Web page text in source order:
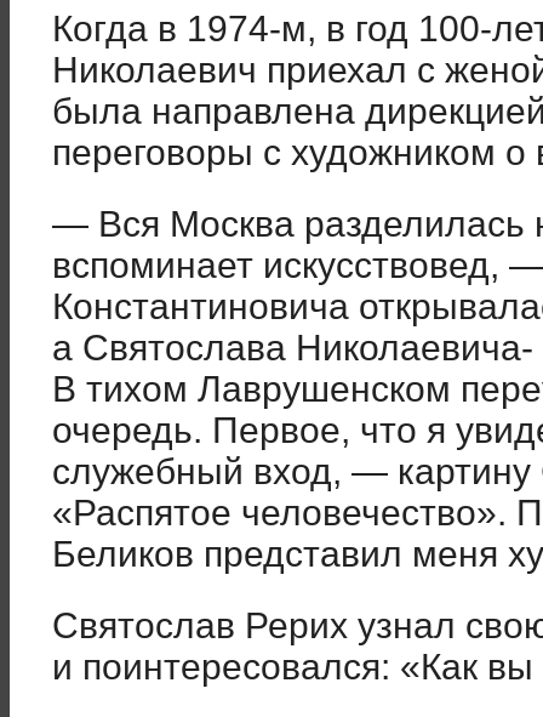
Когда в 1974-м, в год 100-
Николаевич приехал с
была направлена
переговоры с художником о
— Вся Москва разделилась
вспоминает искусствовед,
Константиновича
а Святослава
В тихом Лаврушенском
очередь. Первое, что я
служебный вход, —
«Распятое человечество».
Беликов представил меня
Святослав Рерих узнал
и поинтересовался: «Как